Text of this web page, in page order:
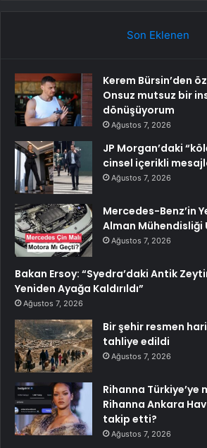
Son Eklenen
Kerem Bürsin’den
Onsuz mutsuz bir
dönüşüyorum
Ağustos 7, 2026
JP Morgan’daki
cinsel içerikli
Ağustos 7, 2026
Mercedes-Benz’in
Alman Mühendisliği
Ağustos 7, 2026
Bakan Ersoy: “Syedra’daki Antik
Yeniden Ayağa Kaldırıldı”
Ağustos 7, 2026
Bir şehir resmen
tahliye edildi
Ağustos 7, 2026
Rihanna Türkiye’ye
Rihanna Ankara
takip etti?
Ağustos 7, 2026